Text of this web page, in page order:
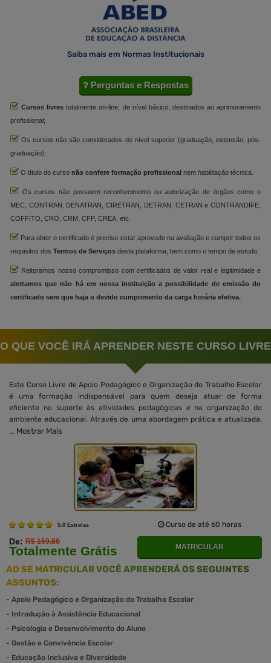
Saiba mais em Normas Institucionais
Perguntas e Respostas
Cursos livres totalmente on-line, de nível básico, destinados ao aprimoramento
profissional;
Os cursos não são considerados de nível superior (graduação, extensão, pós-
graduação);
O título do curso não confere formação profissional nem habilitação técnica.
Os cursos não possuem reconhecimento ou autorização de órgãos como o
MEC, CONTRAN, DENATRAN, CIRETRAN, DETRAN, CETRAN e CONTRANDIFE,
COFFITO, CRO, CRM, CFP, CREA, etc.
Para obter o certificado é preciso estar aprovado na avaliação e cumprir todos os
requisitos dos Termos de Serviços desta plataforma, bem como o tempo de estudo.
Reiteramos nosso compromisso com certificados de valor real e legitimidade e
alertamos que não há em nossa instituição a possibilidade de emissão do
certificado sem que haja o devido cumprimento da carga horária efetiva.
O QUE VOCÊ IRÁ APRENDER NESTE CURSO LIVRE
Este Curso Livre de Apoio Pedagógico e Organização do Trabalho Escolar
é uma formação indispensável para quem deseja atuar de forma
eficiente no suporte às atividades pedagógicas e na organização do
ambiente educacional. Através de uma abordagem prática e atualizada,
... Mostrar Mais
5.0 Estrelas Curso de até 60 horas
De: R$ 159.80
Totalmente Grátis MATRICULAR
AO SE MATRICULAR VOCÊ APRENDERÁ OS SEGUINTES
ASSUNTOS:
- Apoio Pedagógico e Organização do Trabalho Escolar
- Introdução à Assistência Educacional
- Psicologia e Desenvolvimento do Aluno
- Gestão e Convivência Escolar
- Educação Inclusiva e Diversidade